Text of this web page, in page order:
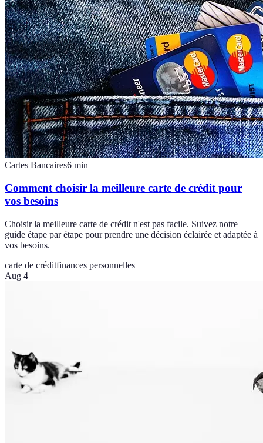
Cartes Bancaires6 min
Comment choisir la meilleure carte de crédit pour
vos besoins
Choisir la meilleure carte de crédit n'est pas facile. Suivez notre
guide étape par étape pour prendre une décision éclairée et adaptée à
vos besoins.
carte de créditfinances personnelles
Aug 4